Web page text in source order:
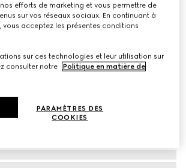
efforts de marketing et vous permettre de
sur vos réseaux sociaux. En continuant à
vous acceptez les présentes conditions
sur ces technologies et leur utilisation sur
consulter notre
Politique en matière de
PARAMÈTRES DES
COOKIES